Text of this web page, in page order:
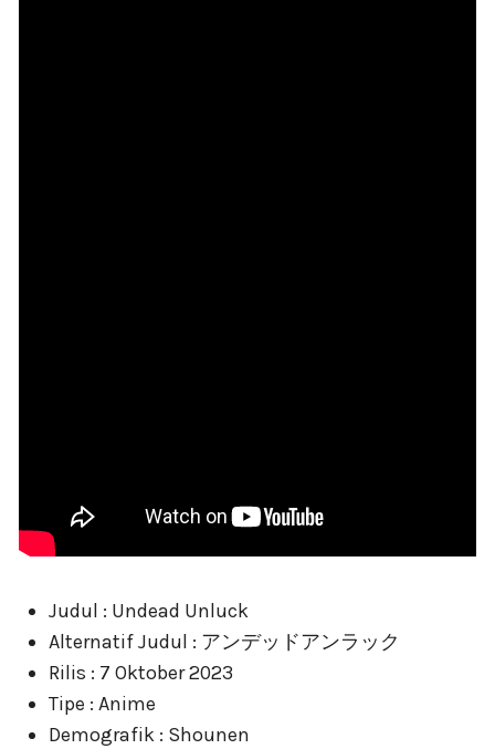
Judul : Undead Unluck
Alternatif Judul : アンデッドアンラック
Rilis : 7 Oktober 2023
Tipe : Anime
Demografik : Shounen